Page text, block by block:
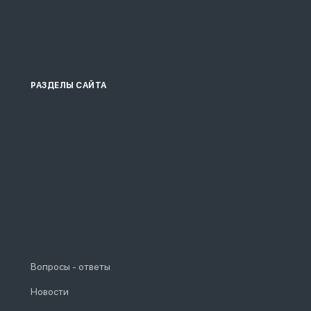
РАЗДЕЛЫ САЙТА
Вопросы - ответы
Новости